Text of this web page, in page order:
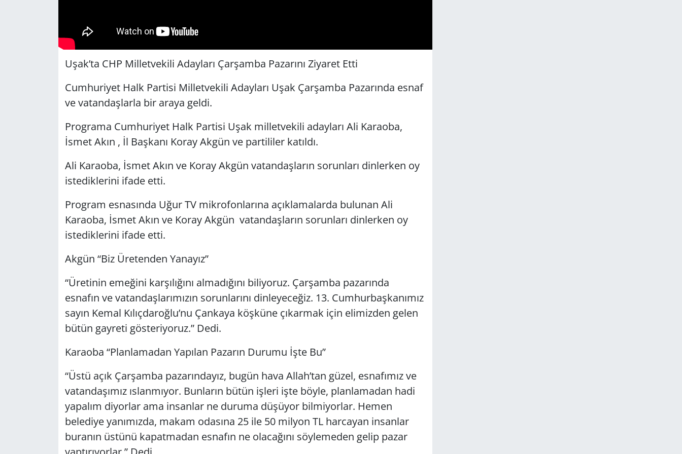
Uşak’ta CHP Milletvekili Adayları Çarşamba Pazarını Ziyaret Etti
Cumhuriyet Halk Partisi Milletvekili Adayları Uşak Çarşamba Pazarında esnaf
ve vatandaşlarla bir araya geldi.
Programa Cumhuriyet Halk Partisi Uşak milletvekili adayları Ali Karaoba,
İsmet Akın , İl Başkanı Koray Akgün ve partililer katıldı.
Ali Karaoba, İsmet Akın ve Koray Akgün vatandaşların sorunları dinlerken oy
istediklerini ifade etti.
Program esnasında Uğur TV mikrofonlarına açıklamalarda bulunan Ali
Karaoba, İsmet Akın ve Koray Akgün vatandaşların sorunları dinlerken oy
istediklerini ifade etti.
Akgün “Biz Üretenden Yanayız”
“Üretinin emeğini karşılığını almadığını biliyoruz. Çarşamba pazarında
esnafın ve vatandaşlarımızın sorunlarını dinleyeceğiz. 13. Cumhurbaşkanımız
sayın Kemal Kılıçdaroğlu’nu Çankaya köşküne çıkarmak için elimizden gelen
bütün gayreti gösteriyoruz.” Dedi.
Karaoba “Planlamadan Yapılan Pazarın Durumu İşte Bu”
“Üstü açık Çarşamba pazarındayız, bugün hava Allah’tan güzel, esnafımız ve
vatandaşımız ıslanmıyor. Bunların bütün işleri işte böyle, planlamadan hadi
yapalım diyorlar ama insanlar ne duruma düşüyor bilmiyorlar. Hemen
belediye yanımızda, makam odasına 25 ile 50 milyon TL harcayan insanlar
buranın üstünü kapatmadan esnafın ne olacağını söylemeden gelip pazar